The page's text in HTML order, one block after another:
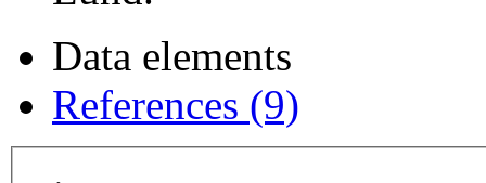
Data elements
References (9)